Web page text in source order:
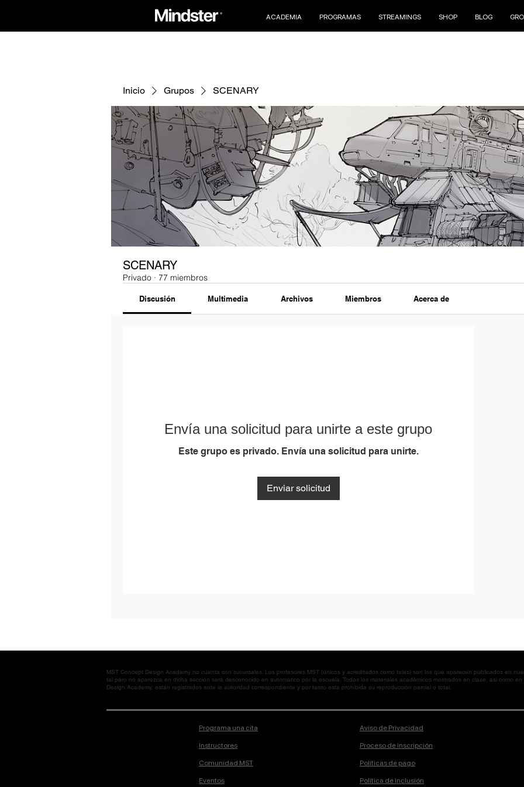
ACADEMIA PROGRAMAS STREAMINGS SHOP BLOG
Inicio Grupos SCENARY
SCENARY
Privado · 77 miembros
Discusión Multimedia Archivos Miembros Acerca de
Envía una solicitud para unirte a este grupo
Este grupo es privado. Envía una solicitud para unirte.
Enviar solicitud
MST Concept Design Academy no cuenta con sucursales. Los profesores MST (únicos y acreditados como tales) son los que aparecen publicados en
tal pero no aparezca en dicha sección será desconocido en automático por la escuela. Todos los materiales académicos mostrados en clase, así como
Design Academy, están registrados ante la autoridad correspondiente y por tanto está prohibida su reproducción parcial o total.
Programa una cita
Instructores
Comunidad MST
Eventos
Aviso de Privacidad
Proceso de inscripción
Políticas de pago
Política de Inclusión